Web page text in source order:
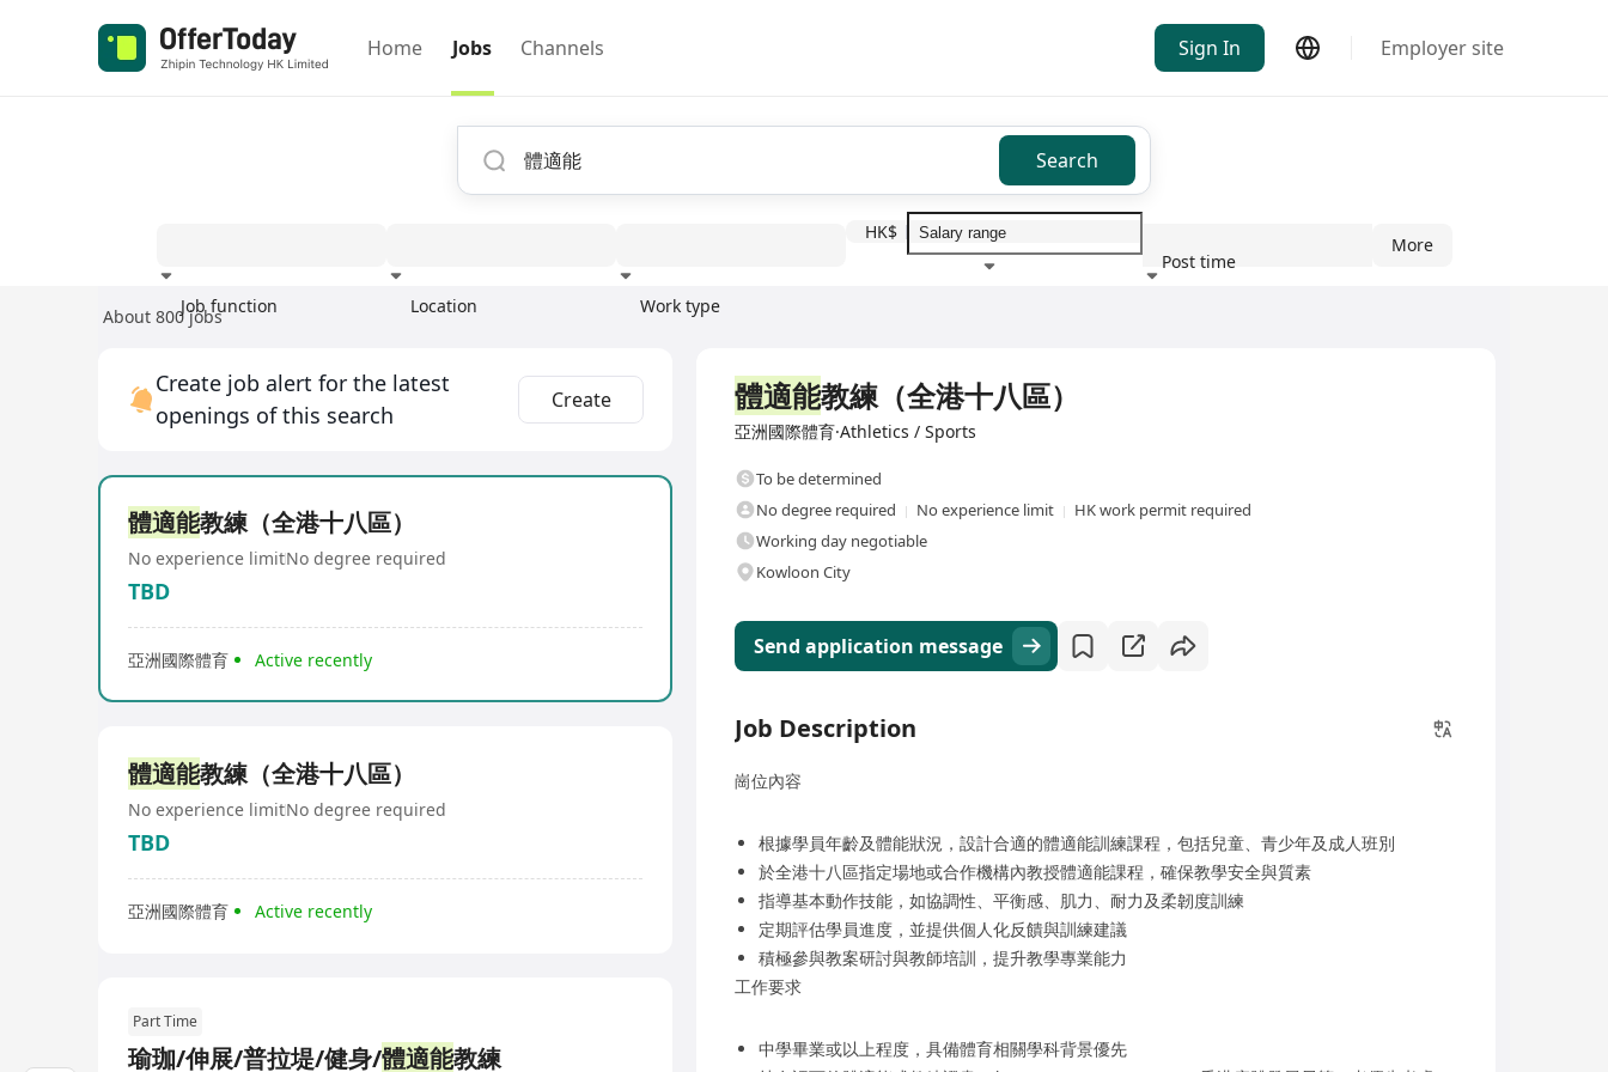
Home Jobs Channels Sign In Employer site
Search
Job function Location Work type
HK$
Post time
More
About 800 jobs
Create job alert for the latest
openings of this search
Create
體適能教練（全港十八區）
No experience limitNo degree required
TBD
亞洲國際體育 Active recently
體適能教練（全港十八區）
No experience limitNo degree required
TBD
亞洲國際體育 Active recently
Part Time
瑜珈/伸展/普拉堤/健身/體適能教練
體適能教練（全港十八區）
亞洲國際體育·Athletics / Sports
To be determined
No degree required
No experience limit
HK work permit required
Working day negotiable
Kowloon City
Send application message
Job Description
崗位內容
根據學員年齡及體能狀況，設計合適的體適能訓練課程，包括兒童、青少年及成人班別
於全港十八區指定場地或合作機構內教授體適能課程，確保教學安全與質素
指導基本動作技能，如協調性、平衡感、肌力、耐力及柔韌度訓練
定期評估學員進度，並提供個人化反饋與訓練建議
積極參與教案研討與教師培訓，提升教學專業能力
工作要求
中學畢業或以上程度，具備體育相關學科背景優先